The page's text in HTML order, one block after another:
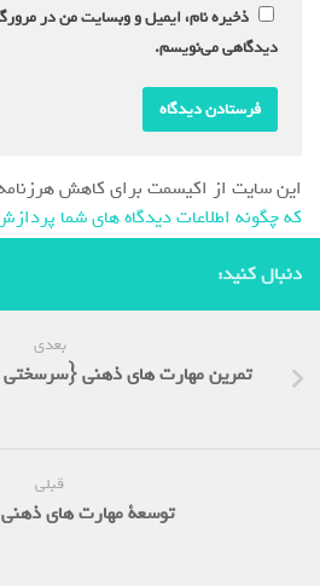
ذخیره نام، ایمیل و وبسایت من در
دیدگاهی می‌نویسم.
این سایت از اکیسمت برای کاهش
که چگونه اطلاعات دیدگاه های شما
دنبال کنید:
بعدی
تمرین مهارت های ذهنی
قبلی
توسعة مهارت های ذهنی